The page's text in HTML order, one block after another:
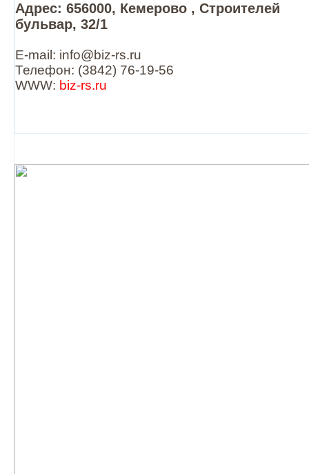
Адрес: 656000, Кемерово , Строителей
бульвар, 32/1
E-mail: info@biz-rs.ru
Телефон: (3842) 76-19-56
WWW: biz-rs.ru